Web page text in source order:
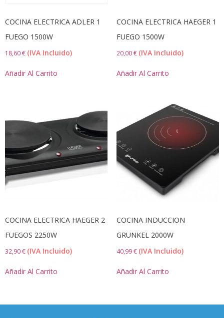
TALLA DEL PRODUCTO
COCINA ELECTRICA ADLER 1
FUEGO 1500W
18,60€ (IVA Incluido)
Añadir Al Carrito
COCINA ELECTRICA HAEGER 1
FUEGO 1500W
20,00€ (IVA Incluido)
Añadir Al Carrito
COCINA ELECTRICA HAEGER 2
FUEGOS 2250W
32,90€ (IVA Incluido)
Añadir Al Carrito
COCINA INDUCCION
GRUNKEL 2000W
40,99€ (IVA Incluido)
Añadir Al Carrito